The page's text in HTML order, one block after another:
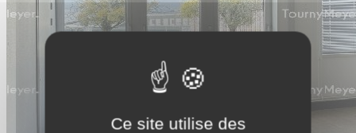
Ce site utilise des